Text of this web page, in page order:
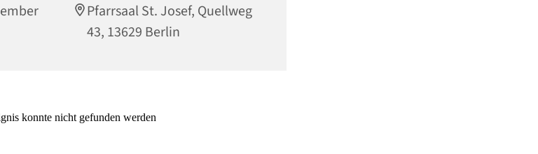
Pfarrsaal St. Josef, Quellweg
43, 13629 Berlin